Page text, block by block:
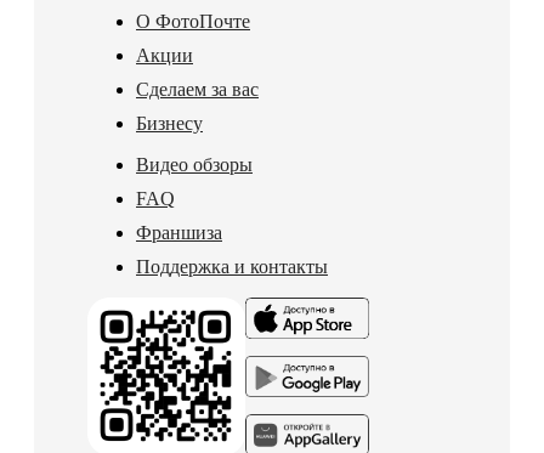
О ФотоПочте
Акции
Сделаем за вас
Бизнесу
Видео обзоры
FAQ
Франшиза
Поддержка и контакты